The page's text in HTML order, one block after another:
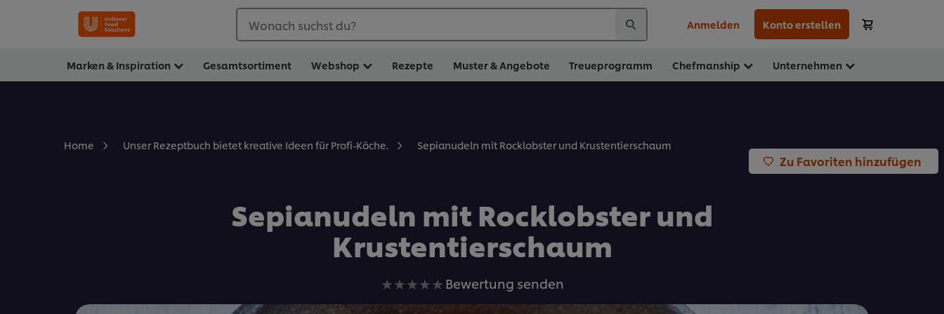
Wonach suchst du? Anmelden Konto erstellen
Marken & Inspiration Gesamtsortiment Webshop Rezepte Muster & Angebote Treueprogramm Chefmanship Unternehmen
Home Unser Rezeptbuch bietet kreative Ideen für Profi-Köche. Sepianudeln mit Rocklobster und Krustentierschaum
Zu Favoriten hinzufügen
Sepianudeln mit Rocklobster und
Krustentierschaum
Keine
Bewertungen
Bewertung senden